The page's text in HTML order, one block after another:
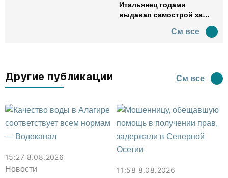
Итальянец годами
выдавал самострой за
водил туда туристов
См все
Другие публикации См все
15:27 8.08.2026
Новости
11:58 8.08.2026